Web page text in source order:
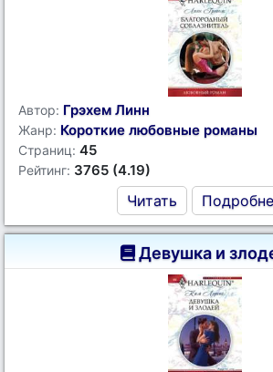
Автор: Грэхем Линн
Жанр: Короткие любовные романы
Страниц: 45
Рейтинг: 3765 (4.19)
Читать
Девушка и